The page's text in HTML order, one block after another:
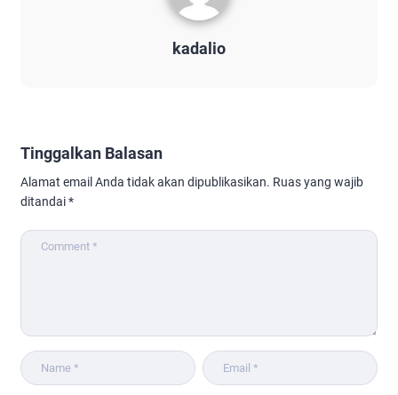
kadalio
Tinggalkan Balasan
Alamat email Anda tidak akan dipublikasikan. Ruas yang wajib
ditandai*